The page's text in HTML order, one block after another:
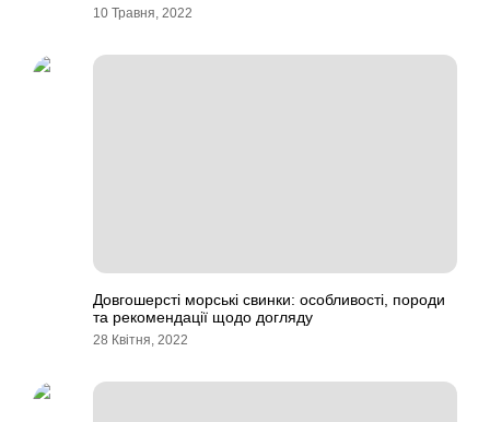
10 Травня, 2022
Довгошерсті морські свинки: особливості, породи
та рекомендації щодо догляду
28 Квітня, 2022